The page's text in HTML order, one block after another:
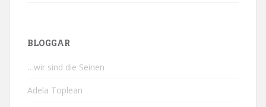
BLOGGAR
…wir sind die Seinen
Adela Toplean